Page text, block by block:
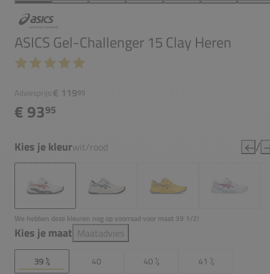
ASICS Gel-Challenger 15 Clay Heren
Adviesprijs:€ 11995
€ 9395
Kies je kleurwit/rood /
We hebben deze kleuren nog op voorraad voor maat 39 1/2!
Kies je maat Maatadvies
39 ½ 40 40 ½
41 ½